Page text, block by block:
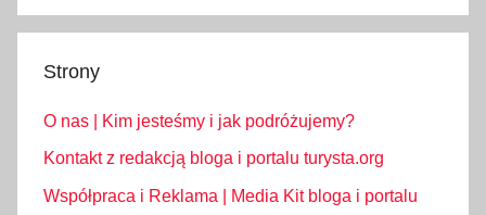
Strony
O nas | Kim jesteśmy i jak podróżujemy?
Kontakt z redakcją bloga i portalu turysta.org
Współpraca i Reklama | Media Kit bloga i portalu